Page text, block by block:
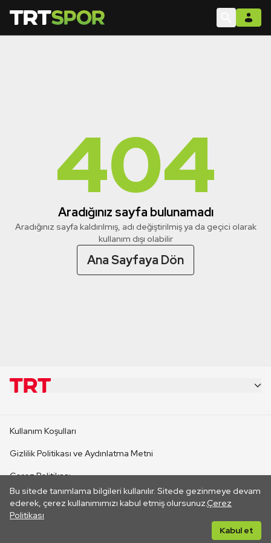
404
Aradığınız sayfa bulunamadı
Aradığınız sayfa kaldırılmış, adı değiştirilmiş ya da geçici olarak
kullanım dışı olabilir
Ana Sayfaya Dön
Bu sitede tanımlama bilgileri kullanılır. Sitede gezinmeye devam
ederek, çerez kullanımımızı kabul etmiş olursunuz.Çerez
Politikası
Kabul et
CANLI YAYINLAR
Kullanım Koşulları
Gizlilik Politikası ve Aydınlatma Metni
Çerez Politikası
İletişim
Her hakkı saklıdır. ©2026 TRT. Bağlantı yoluyla gidilen dış